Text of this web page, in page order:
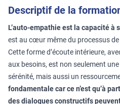
Descriptif de la
L’auto-empathie est la capacité à
est au cœur même du processus
Cette forme d’écoute intérieure,
aux besoins, est non seulement
sérénité, mais aussi un
fondamentale car ce n’est qu’à
des dialogues constructifs